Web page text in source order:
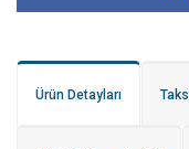
Ürün Detayları